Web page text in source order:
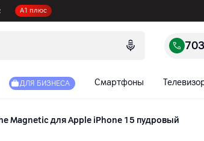
А1 плюс
ДЛЯ БИЗНЕСА Смартфоны
Magnetic для Apple iPhone 15 пудровый